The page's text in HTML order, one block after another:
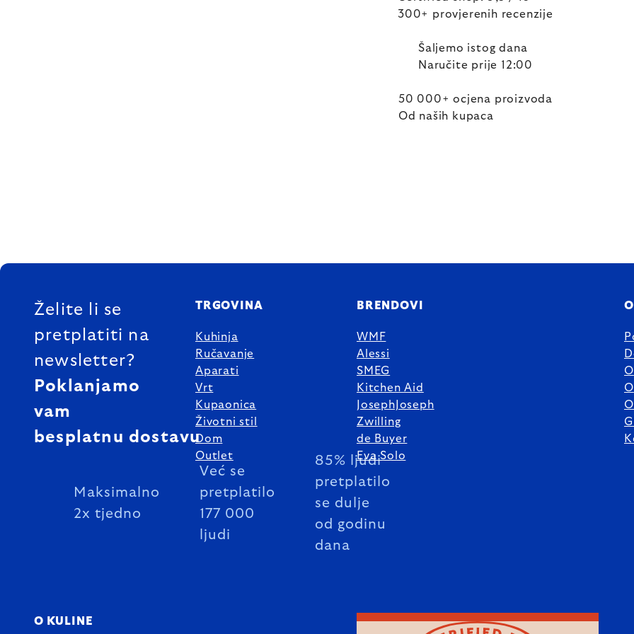
300+ provjerenih recenzije
Šaljemo istog dana
Naručite prije 12:00
50 000+ ocjena proizvoda
Od naših kupaca
FOOTER
Želite li se
pretplatiti na
newsletter?
Poklanjamo
vam
besplatnu dostavu
Maksimalno
2x tjedno
Već se
pretplatilo
177 000
ljudi
85% ljudi
pretplatilo
se dulje
od godinu
dana
TRGOVINA
Kuhinja
Ručavanje
Aparati
Vrt
Kupaonica
Životni stil
Dom
Outlet
BRENDOVI
WMF
Alessi
SMEG
Kitchen Aid
JosephJoseph
Zwilling
de Buyer
Eva Solo
O KULINE